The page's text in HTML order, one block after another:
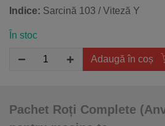
Indice: Sarcină 103 / Viteză Y
În stoc
Adaugă în coș
Pachet Roți Complete